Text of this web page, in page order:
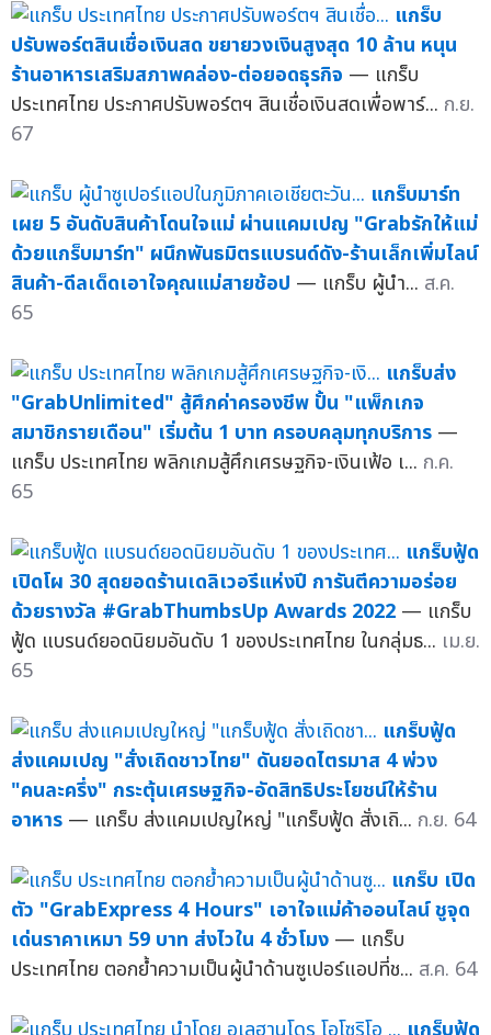
แกร็บ
ปรับพอร์ตสินเชื่อเงินสด ขยายวงเงินสูงสุด 10 ล้าน หนุน
ร้านอาหารเสริมสภาพคล่อง-ต่อยอดธุรกิจ — แกร็บ
ประเทศไทย ประกาศปรับพอร์ตฯ สินเชื่อเงินสดเพื่อพาร์... ก.ย.
67
แกร็บมาร์ท
เผย 5 อันดับสินค้าโดนใจแม่ ผ่านแคมเปญ "Grabรักให้แม่
ด้วยแกร็บมาร์ท" ผนึกพันธมิตรแบรนด์ดัง-ร้านเล็กเพิ่มไลน์
สินค้า-ดีลเด็ดเอาใจคุณแม่สายช้อป — แกร็บ ผู้นำ... ส.ค.
65
แกร็บส่ง
"GrabUnlimited" สู้ศึกค่าครองชีพ ปั้น "แพ็กเกจ
สมาชิกรายเดือน" เริ่มต้น 1 บาท ครอบคลุมทุกบริการ —
แกร็บ ประเทศไทย พลิกเกมสู้ศึกเศรษฐกิจ-เงินเฟ้อ เ... ก.ค.
65
แกร็บฟู้ด
เปิดโผ 30 สุดยอดร้านเดลิเวอรีแห่งปี การันตีความอร่อย
ด้วยรางวัล #GrabThumbsUp Awards 2022 — แกร็บ
ฟู้ด แบรนด์ยอดนิยมอันดับ 1 ของประเทศไทย ในกลุ่มธ... เม.ย.
65
แกร็บฟู้ด
ส่งแคมเปญ "สั่งเถิดชาวไทย" ดันยอดไตรมาส 4 พ่วง
"คนละครึ่ง" กระตุ้นเศรษฐกิจ-อัดสิทธิประโยชน์ให้ร้าน
อาหาร — แกร็บ ส่งแคมเปญใหญ่ "แกร็บฟู้ด สั่งเถิ... ก.ย. 64
แกร็บ เปิด
ตัว "GrabExpress 4 Hours" เอาใจแม่ค้าออนไลน์ ชูจุด
เด่นราคาเหมา 59 บาท ส่งไวใน 4 ชั่วโมง — แกร็บ
ประเทศไทย ตอกย้ำความเป็นผู้นำด้านซูเปอร์แอปที่ช... ส.ค. 64